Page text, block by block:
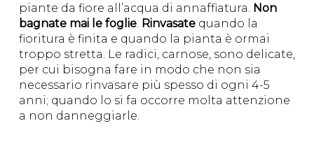
piante da fiore all’acqua di annaffiatura. Non
bagnate mai le foglie. Rinvasatequando la
fioritura è finita e quando la pianta è ormai
troppo stretta. Le radici, carnose, sono delicate,
per cui bisogna fare in modo che non sia
necessario rinvasare più spesso di ogni 4-5
anni; quando lo si fa occorre molta attenzione
a non danneggiarle.